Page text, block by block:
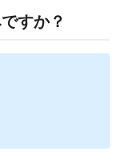
すか？